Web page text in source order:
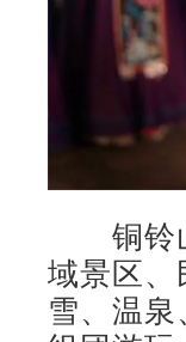
铜铃山
域景区、
雪、温